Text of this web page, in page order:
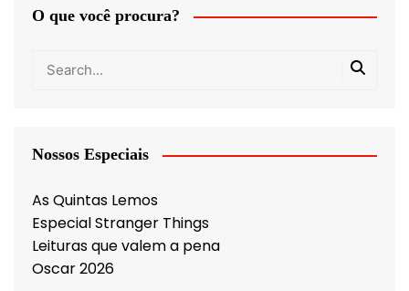
O que você procura?
Nossos Especiais
As Quintas Lemos
Especial Stranger Things
Leituras que valem a pena
Oscar 2026